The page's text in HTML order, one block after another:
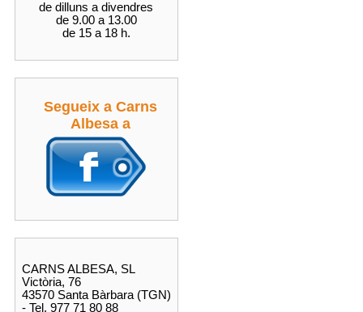
de dilluns a divendres
de 9.00 a 13.00
de 15 a 18 h.
Segueix a Carns
Albesa a
CARNS ALBESA, SL
Victòria, 76
43570 Santa Bàrbara (TGN)
- Tel. 977 71 80 88